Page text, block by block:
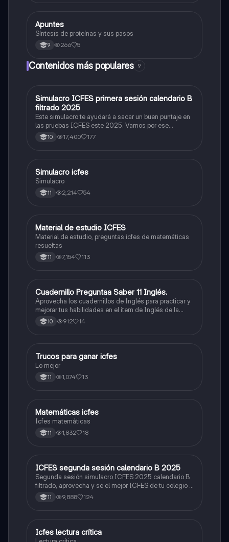
ABiologia
Apuntes
Síntesis de proteínas y sus pasos
9 266 5
Contenidos más populares 9
SICFES: Matemáticas
Simulacro ICFES primera sesión calendario B
filtrado 2025
Este simulacro te ayudará a sacar un buen puntaje en
las pruebas ICFES este 2025. Vamos por ese
500/500. Y poder ser admitido en la universidad que
quieras, estudiar la carrera que quieres y no la que te
10 17,400 177
SICFES: Lectura Crítica
Simulacro icfes
Simulacro
11 2,214 54
MICFES: Matemáticas
Material de estudio ICFES
Material de estudio, preguntas icfes de matemáticas
resueltas
11 7,154 113
CICFES: Inglés
Cuadernillo Preguntaa Saber 11 Inglés.
Aprovecha los cuadernillos de Inglés para practicar y
mejorar tus habilidades en el ítem de Inglés de la
Prueba Saber 11. 🫡
10 912 14
TQuímica
Trucos para ganar icfes
Lo mejor
11 1,074 13
MICFES: Matemáticas
Matemáticas icfes
Icfes matemáticas
11 1,832 18
I ICFES: Lectura Crítica
ICFES segunda sesión calendario B 2025
Segunda sesión simulacro ICFES 2025 calendario B
filtrado, aprovecha y se el mejor ICFES de tu colegio y
poder ingresar a universidad, y estudiar aquella
carrera con la que tanto sueñas.
11 9,888 124
ILengua Castellana
Icfes lectura crítica